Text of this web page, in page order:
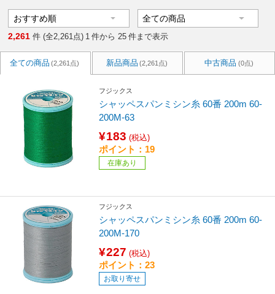
2,261 件 (全2,261点) 1 件から 25 件まで表示
全ての商品 (2,261点) 新品商品 (2,261点) 中古商品 (0点)
フジックス
シャッペスパンミシン糸 60番 200m 60-
200M-63
¥183 (税込)
ポイント：19
在庫あり
フジックス
シャッペスパンミシン糸 60番 200m 60-
200M-170
¥227 (税込)
ポイント：23
お取り寄せ